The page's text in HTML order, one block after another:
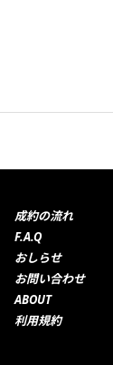
成約の流れ
F.A.Q
おしらせ
お問い合わせ
ABOUT
利用規約